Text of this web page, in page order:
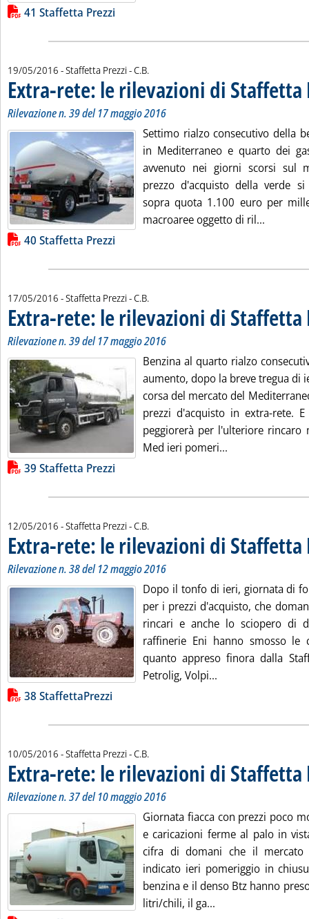
Lista allegati PDF alla notizia
41 Staffetta Prezzi
19/05/2016 - Staffetta Prezzi -di:
C.B.
Extra-rete: le rilevazioni di Staffetta
Rilevazione n. 39 del 17 maggio 2016
Settimo rialzo consecutivo della
in Mediterraneo e quarto dei
avvenuto nei giorni scorsi sul
prezzo d'acquisto della verde
sopra quota 1.100 euro per
macroaree oggetto di ril...
Lista allegati PDF alla notizia
40 Staffetta Prezzi
17/05/2016 - Staffetta Prezzi -di:
C.B.
Extra-rete: le rilevazioni di Staffetta
Rilevazione n. 39 del 17 maggio 2016
Benzina al quarto rialzo
aumento, dopo la breve tregua di
corsa del mercato del
prezzi d'acquisto in extra-rete.
peggiorerà per l'ulteriore rincaro
Med ieri pomeri...
Lista allegati PDF alla notizia
39 Staffetta Prezzi
12/05/2016 - Staffetta Prezzi -di:
C.B.
Extra-rete: le rilevazioni di Staffetta
Rilevazione n. 38 del 12 maggio 2016
Dopo il tonfo di ieri, giornata di
per i prezzi d'acquisto, che
rincari e anche lo sciopero di
raffinerie Eni hanno smosso le
quanto appreso finora dalla
Petrolig, Volpi...
Lista allegati PDF alla notizia
38 StaffettaPrezzi
10/05/2016 - Staffetta Prezzi -di:
C.B.
Extra-rete: le rilevazioni di Staffetta
Rilevazione n. 37 del 10 maggio 2016
Giornata fiacca con prezzi poco
e caricazioni ferme al palo in
cifra di domani che il mercato
indicato ieri pomeriggio in
benzina e il denso Btz hanno
litri/chili, il ga...